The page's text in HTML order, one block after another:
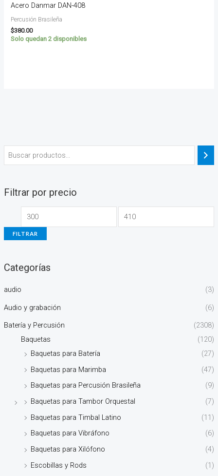
Filtrar por precio
FILTRAR
Categorías
audio (3)
Audio y grabación (6)
Batería y Percusión
(2308)
Baquetas
(120)
Baquetas para Batería
(27)
Baquetas para Marimba
(47)
Baquetas para Percusión Brasileña
(9)
Baquetas para Tambor Orquestal
(7)
Baquetas para Timbal Latino
(11)
Baquetas para Vibráfono
(6)
Baquetas para Xilófono
(4)
Escobillas y Rods
(1)
Acero Danmar DAN-408
Percusión Brasileña
$380.00
Solo quedan 2 disponibles